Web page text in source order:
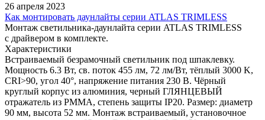
26 апреля 2023
Как монтировать даунлайты серии ATLAS TRIMLESS
Монтаж светильника-даунлайта серии ATLAS TRIMLESS
с драйвером в комплекте.
Характеристики
Встраиваемый безрамочный светильник под шпаклевку.
Мощность 6.3 Вт, св. поток 455 лм, 72 лм/Вт, тёплый 3000 K,
CRI>90, угол 40°, напряжение питания 230 В. Чёрный
круглый корпус из алюминия, черный ГЛЯНЦЕВЫЙ
отражатель из PMMA, степень защиты IP20. Размер: диаметр
90 мм, высота 52 мм. Монтаж встраиваемый, установочное